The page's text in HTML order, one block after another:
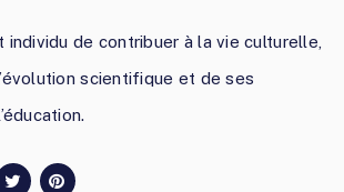
de contribuer à la vie culturelle,
scientifique et de ses